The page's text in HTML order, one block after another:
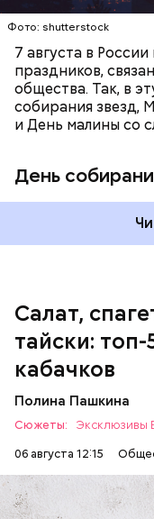
Фото: shutterstock
7 августа в
праздников,
общества. Так, в
собирания звезд,
и День малины со
День
Салат,
тайски:
кабачков
Полина Пашкина
Сюжеты: Эксклюзивы
06 августа 12:15
Ингредиенты:
чеснок;
Однако диетолог
может быть
есть с